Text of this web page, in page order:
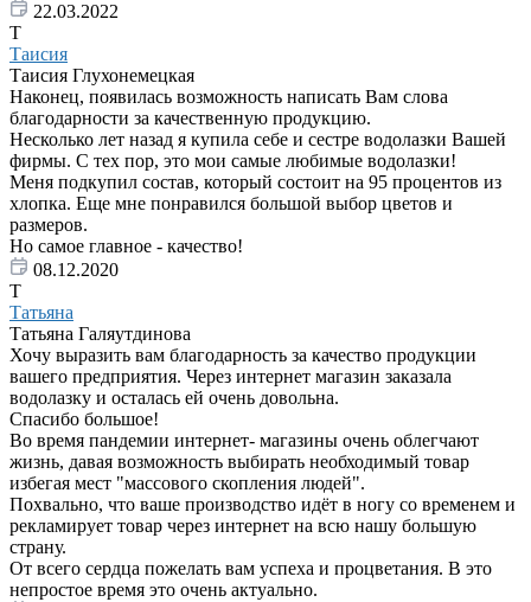
22.03.2022
Т
Таисия
Таисия Глухонемецкая
Наконец, появилась возможность написать Вам слова
благодарности за качественную продукцию.
Несколько лет назад я купила себе и сестре водолазки Вашей
фирмы. С тех пор, это мои самые любимые водолазки!
Меня подкупил состав, который состоит на 95 процентов из
хлопка. Еще мне понравился большой выбор цветов и
размеров.
Но самое главное - качество!
08.12.2020
Т
Татьяна
Татьяна Галяутдинова
Хочу выразить вам благодарность за качество продукции
вашего предприятия. Через интернет магазин заказала
водолазку и осталась ей очень довольна.
Спасибо большое!
Во время пандемии интернет- магазины очень облегчают
жизнь, давая возможность выбирать необходимый товар
избегая мест "массового скопления людей".
Похвально, что ваше производство идёт в ногу со временем и
рекламирует товар через интернет на всю нашу большую
страну.
От всего сердца пожелать вам успеха и процветания. В это
непростое время это очень актуально.